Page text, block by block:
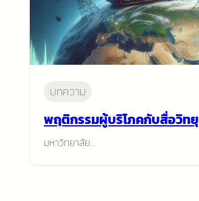
บทความ
พฤติกรรมผู้บริโภคกับสื่อวิทยุ
มหาวิทยาลัย…